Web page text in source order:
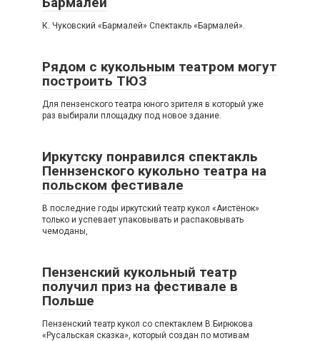
К. Чуковский «Бармалей» Спектакль «Бармалей».
Рядом с кукольным театром могут
построить ТЮЗ
Для пензенского театра юного зрителя в который уже
раз выбирали площадку под новое здание.
Иркутску понравился спектакль
Пеннзенского кукольно театра на
польском фестивале
В последние годы иркутский театр кукол «Аистёнок»
только и успевает упаковывать и распаковывать
чемоданы,
Пензенский кукольный театр
получил приз на фестивале в
Польше
Пензенский театр кукол со спектаклем В.Бирюкова
«Русальская сказка», который создан по мотивам